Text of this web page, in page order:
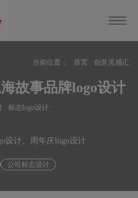
当前位置： 首页
创意灵感汇
故事品牌logo设计
标志logo设计
设计、周年庆logo设计
公司标志设计